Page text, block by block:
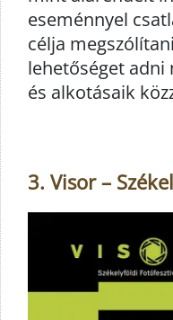
eseménnyel
célja
lehetőséget adni
és alkotásaik
3. Visor –